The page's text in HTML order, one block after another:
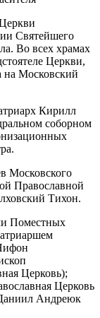
Святейшего
Во всех храмах
Церкви,
на Московский
Кирилл
соборном
Московского
Православной
Тихон.
Поместных
Церковь);
Церковь
Андреюк